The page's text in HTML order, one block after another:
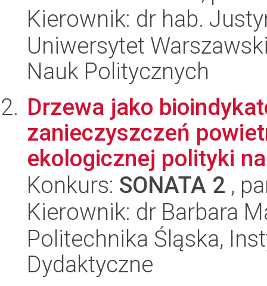
Kierownik: dr hab.
Uniwersytet
Nauk Politycznych
Drzewa jako
zanieczyszczeń
ekologicznej polityki
Konkurs: SONATA 2 ,
Kierownik: dr Barbara
Politechnika Śląska,
Dydaktyczne